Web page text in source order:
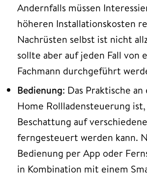
Andernfalls müssen
höheren Installationskosten
Nachrüsten selbst ist nicht
sollte aber auf jeden Fall von
Fachmann durchgeführt
Bedienung: Das Praktische
Home Rollladensteuerung ist,
Beschattung auf
ferngesteuert werden kann.
Bedienung per App oder
in Kombination mit einem